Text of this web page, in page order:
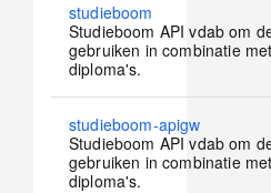
No
new
posts
studieboom
Studieboom API vdab om
gebruiken in combinatie
diploma's.
No
new
posts
studieboom-apigw
Studieboom API vdab om
gebruiken in combinatie
diploma's.